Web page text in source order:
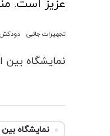
عزیز است.
تجهیرات جانبی دودکش
نمایشگاه بین
نمایشگاه